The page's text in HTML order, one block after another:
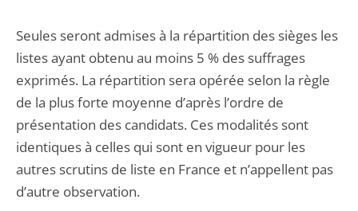
Seules seront admises à la répartition des sièges les
listes ayant obtenu au moins 5 % des suffrages
exprimés. La répartition sera opérée selon la règle
de la plus forte moyenne d’après l’ordre de
présentation des candidats. Ces modalités sont
identiques à celles qui sont en vigueur pour les
autres scrutins de liste en France et n’appellent pas
d’autre observation.